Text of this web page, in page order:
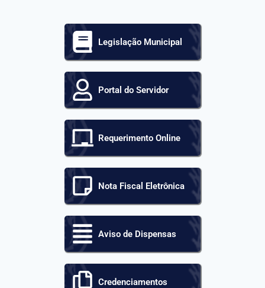
Legislação Municipal
Portal do Servidor
Requerimento Online
Nota Fiscal Eletrônica
Aviso de Dispensas
Credenciamentos